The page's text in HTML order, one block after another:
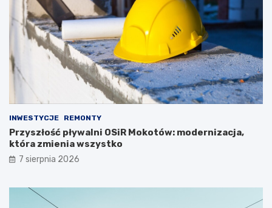
INWESTYCJE REMONTY
Przyszłość pływalni OSiR Mokotów: modernizacja,
która zmienia wszystko
7 sierpnia 2026